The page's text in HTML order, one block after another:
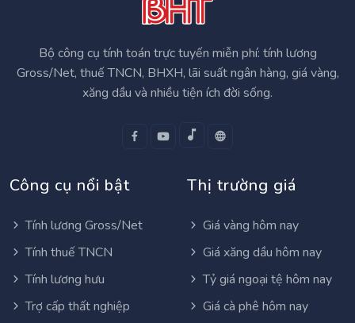
Bộ công cụ tính toán trực tuyến miễn phí: tính lương
Gross/Net, thuế TNCN, BHXH, lãi suất ngân hàng, giá vàng,
xăng dầu và nhiều tiện ích đời sống.
Công cụ nổi bật
Tính lương Gross/Net
Tính thuế TNCN
Tính lương hưu
Trợ cấp thất nghiệp
Thị trường giá
Giá vàng hôm nay
Giá xăng dầu hôm nay
Tỷ giá ngoại tệ hôm nay
Giá cà phê hôm nay